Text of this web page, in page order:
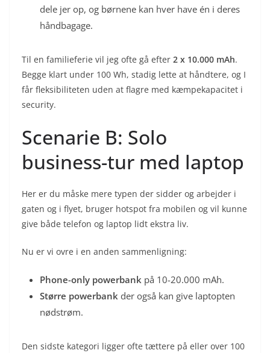
dele jer op, og børnene kan hver have én i deres
håndbagage.
Til en familieferie vil jeg ofte gå efter 2 x 10.000 mAh.
Begge klart under 100 Wh, stadig lette at håndtere, og I
får fleksibiliteten uden at flagre med kæmpekapacitet i
security.
Scenarie B: Solo
business-tur med laptop
Her er du måske mere typen der sidder og arbejder i
gaten og i flyet, bruger hotspot fra mobilen og vil kunne
give både telefon og laptop lidt ekstra liv.
Nu er vi ovre i en anden sammenligning:
Phone-only powerbank på 10-20.000 mAh.
Større powerbank der også kan give laptopten
nødstrøm.
Den sidste kategori ligger ofte tættere på eller over 100